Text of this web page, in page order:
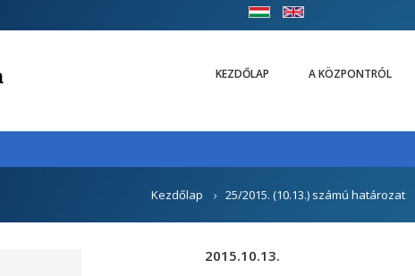
KEZDŐLAP A KÖZPONTRÓL
Kezdőlap 25/2015. (10.13.) számú határozat
2015.10.13.